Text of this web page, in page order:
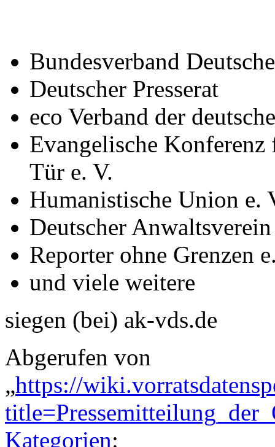
Bundesverband
Deutscher Presserat
eco Verband der
Evangelische Konferenz
Tür e. V.
Humanistische Union e.
Deutscher
Reporter ohne Grenzen
und viele weitere
siegen (bei) ak-vds.de
Abgerufen von
„https://
Kategorien: